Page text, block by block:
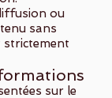
ou
sans
strictement
sur le